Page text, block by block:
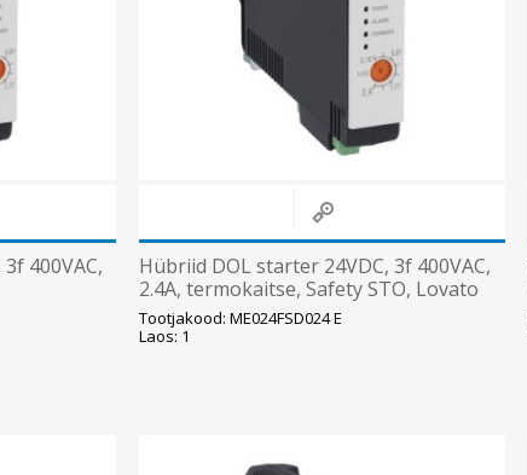
400VAC,
Hübriid DOL starter 24VDC, 3f 400VAC,
2.4A, termokaitse, Safety STO, Lovato
Tootjakood: ME024FSD024 E
Laos: 1